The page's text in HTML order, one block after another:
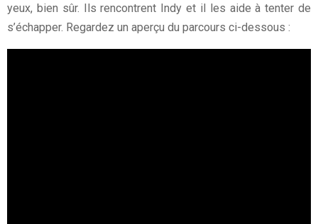
yeux, bien sûr. Ils rencontrent Indy et il les aide à tenter de
s’échapper. Regardez un aperçu du parcours ci-dessous :